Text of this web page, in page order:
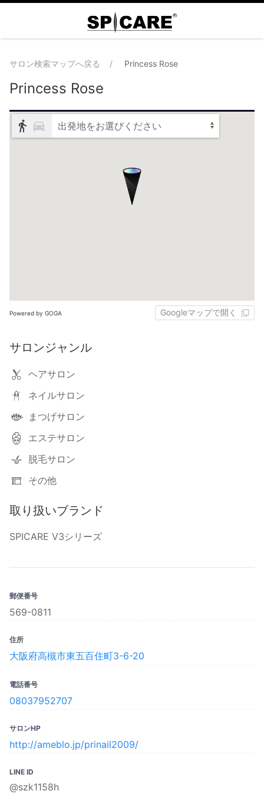
サロン検索マップへ戻る Princess Rose
Princess Rose
出発地をお選びください
Powered by GOGA Googleマップで開く
サロンジャンル
ヘアサロン
ネイルサロン
まつげサロン
エステサロン
脱毛サロン
その他
取り扱いブランド
SPICARE V3シリーズ
郵便番号
569-0811
住所
大阪府高槻市東五百住町3-6-20
電話番号
08037952707
サロンHP
http://ameblo.jp/prinail2009/
LINE ID
@szk1158h